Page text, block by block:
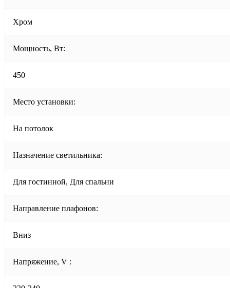
Хром
Мощность, Вт:
450
Место установки:
На потолок
Назначение светильника:
Для гостинной, Для спальни
Направление плафонов:
Вниз
Напряжение, V :